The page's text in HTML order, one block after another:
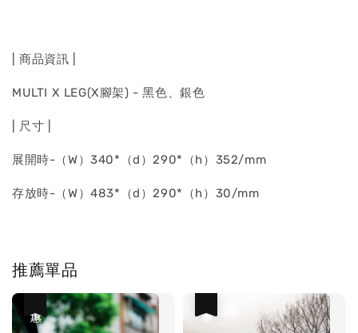
| 商品資訊 |
MULTI X LEG(X腳架) - 黑色、銀色
| 尺寸 |
展開時-（W）340*（d）290*（h）352/mm
存放時-（W）483*（d）290*（h）30/mm
推薦單品